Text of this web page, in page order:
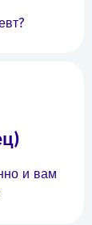
и вам